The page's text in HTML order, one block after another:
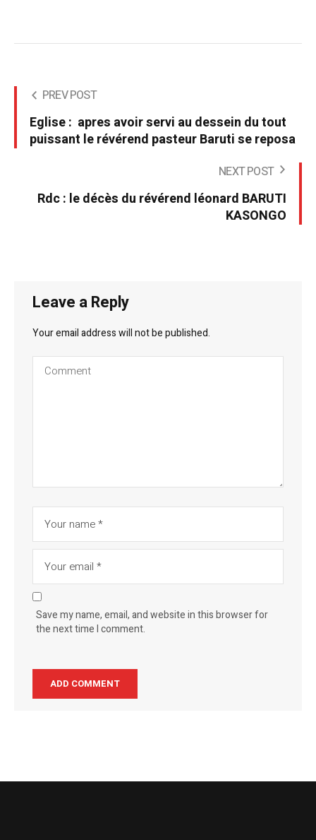
PREV POST
Eglise : apres avoir servi au dessein du tout
puissant le révérend pasteur Baruti se reposa
NEXT POST
Rdc : le décès du révérend léonard BARUTI
KASONGO
Leave a Reply
Your email address will not be published.
Save my name, email, and website in this browser for
the next time I comment.